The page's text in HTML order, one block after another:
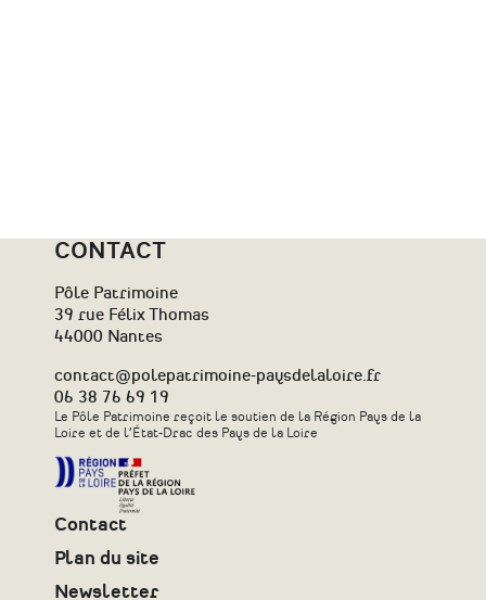
CONTACT
Pôle Patrimoine
39 rue Félix Thomas
44000 Nantes
contact@polepatrimoine-paysdelaloire.fr
06 38 76 69 19
Le Pôle Patrimoine reçoit le soutien de la Région Pays de la
Loire et de l’État-Drac des Pays de la Loire
Contact
Plan du site
Newsletter